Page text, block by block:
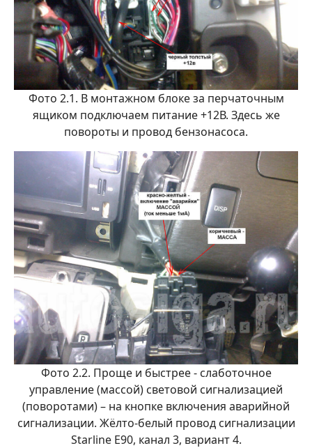
Фото 2.1. В монтажном блоке за перчаточным
ящиком подключаем питание +12В. Здесь же
повороты и провод бензонасоса.
Фото 2.2. Проще и быстрее - слаботочное
управление (массой) световой сигнализацией
(поворотами) – на кнопке включения аварийной
сигнализации. Жёлто-белый провод сигнализации
Starline E90, канал 3, вариант 4.